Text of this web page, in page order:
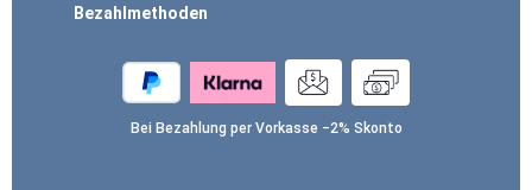
Bezahlmethoden
Bei Bezahlung per Vorkasse −2% Skonto